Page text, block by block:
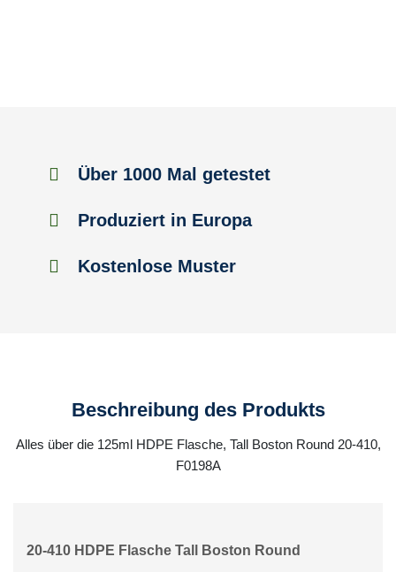
Über 1000 Mal getestet
Produziert in Europa
Kostenlose Muster
Beschreibung des Produkts
Alles über die 125ml HDPE Flasche, Tall Boston Round 20-410,
F0198A
20-410 HDPE Flasche Tall Boston Round